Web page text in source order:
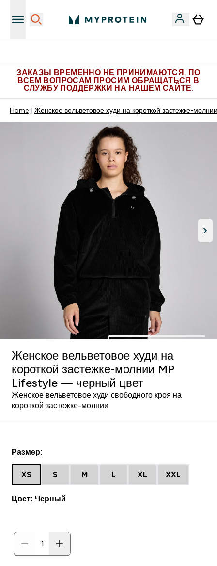
ЗАКАЗЫ ВРЕМЕННО НЕ ПРИНИМАЮТСЯ. ПО
ВСЕМ ВОПРОСАМ ПРОСИМ ОБРАЩАТЬСЯ В
СЛУЖБУ ПОДДЕРЖКИ НА НАШЕМ САЙТЕ.
Home Женское вельветовое худи на короткой застежке-
Женское вельветовое худи на
короткой застежке-молнии MP
Lifestyle ― черный цвет
Женское вельветовое худи свободного кроя на
короткой застежке-молнии
Размер:
XS S M L XL XXL
Цвет: Черный